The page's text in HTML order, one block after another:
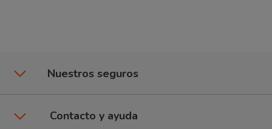
Nuestros seguros
Seguros de coche
Contacto y ayuda